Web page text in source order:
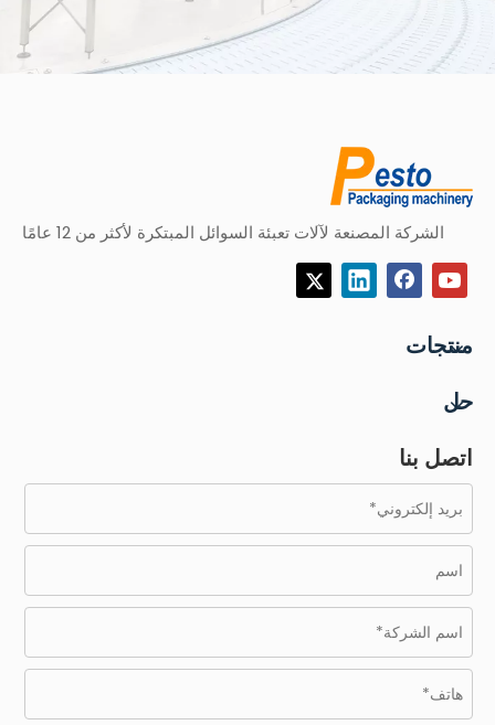
الشركة المصنعة لآلات تعبئة السوائل المبتكرة لأكثر من 12 عامًا
منتجات
حل
اتصل بنا